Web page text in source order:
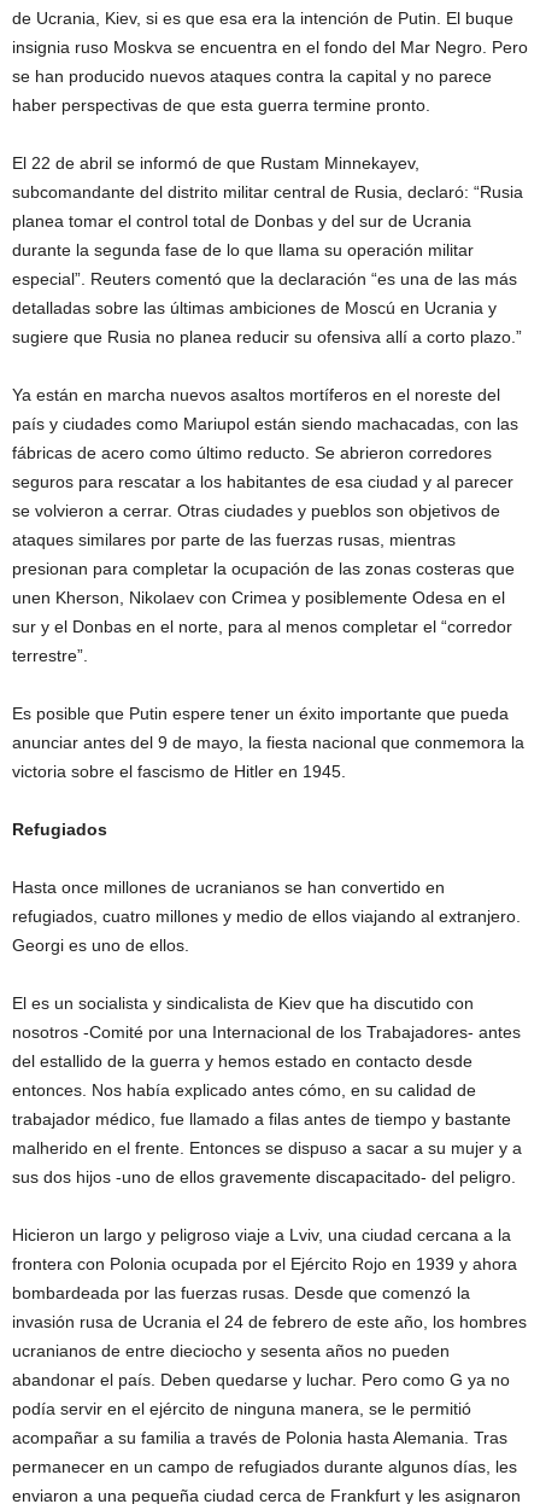
de Ucrania, Kiev, si es que esa era la intención de Putin. El buque
insignia ruso Moskva se encuentra en el fondo del Mar Negro. Pero
se han producido nuevos ataques contra la capital y no parece
haber perspectivas de que esta guerra termine pronto.
El 22 de abril se informó de que Rustam Minnekayev,
subcomandante del distrito militar central de Rusia, declaró: “Rusia
planea tomar el control total de Donbas y del sur de Ucrania
durante la segunda fase de lo que llama su operación militar
especial”. Reuters comentó que la declaración “es una de las más
detalladas sobre las últimas ambiciones de Moscú en Ucrania y
sugiere que Rusia no planea reducir su ofensiva allí a corto plazo.”
Ya están en marcha nuevos asaltos mortíferos en el noreste del
país y ciudades como Mariupol están siendo machacadas, con las
fábricas de acero como último reducto. Se abrieron corredores
seguros para rescatar a los habitantes de esa ciudad y al parecer
se volvieron a cerrar. Otras ciudades y pueblos son objetivos de
ataques similares por parte de las fuerzas rusas, mientras
presionan para completar la ocupación de las zonas costeras que
unen Kherson, Nikolaev con Crimea y posiblemente Odesa en el
sur y el Donbas en el norte, para al menos completar el “corredor
terrestre”.
Es posible que Putin espere tener un éxito importante que pueda
anunciar antes del 9 de mayo, la fiesta nacional que conmemora la
victoria sobre el fascismo de Hitler en 1945.
Refugiados
Hasta once millones de ucranianos se han convertido en
refugiados, cuatro millones y medio de ellos viajando al extranjero.
Georgi es uno de ellos.
El es un socialista y sindicalista de Kiev que ha discutido con
nosotros -Comité por una Internacional de los Trabajadores- antes
del estallido de la guerra y hemos estado en contacto desde
entonces. Nos había explicado antes cómo, en su calidad de
trabajador médico, fue llamado a filas antes de tiempo y bastante
malherido en el frente. Entonces se dispuso a sacar a su mujer y a
sus dos hijos -uno de ellos gravemente discapacitado- del peligro.
Hicieron un largo y peligroso viaje a Lviv, una ciudad cercana a la
frontera con Polonia ocupada por el Ejército Rojo en 1939 y ahora
bombardeada por las fuerzas rusas. Desde que comenzó la
invasión rusa de Ucrania el 24 de febrero de este año, los hombres
ucranianos de entre dieciocho y sesenta años no pueden
abandonar el país. Deben quedarse y luchar. Pero como G ya no
podía servir en el ejército de ninguna manera, se le permitió
acompañar a su familia a través de Polonia hasta Alemania. Tras
permanecer en un campo de refugiados durante algunos días, les
enviaron a una pequeña ciudad cerca de Frankfurt y les asignaron